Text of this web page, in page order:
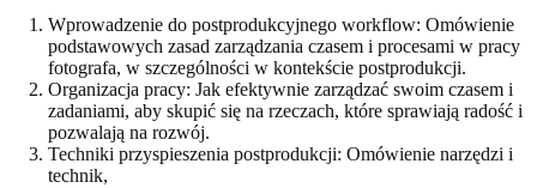
Wprowadzenie do postprodukcyjnego workflow: Omówienie
podstawowych zasad zarządzania czasem i procesami w pracy
fotografa, w szczególności w kontekście postprodukcji.
Organizacja pracy: Jak efektywnie zarządzać swoim czasem i
zadaniami, aby skupić się na rzeczach, które sprawiają radość i
pozwalają na rozwój.
Techniki przyspieszenia postprodukcji: Omówienie narzędzi i
technik,